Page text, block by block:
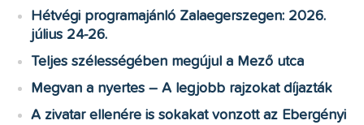
Hétvégi programajánló Zalaegerszegen: 2026.
július 24-26.
Teljes szélességében megújul a Mező utca
Megvan a nyertes – A legjobb rajzokat díjazták
A zivatar ellenére is sokakat vonzott az Ebergényi